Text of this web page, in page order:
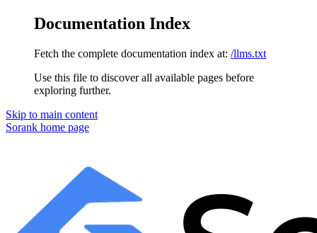
Documentation Index
Fetch the complete documentation index at: /llms.txt
Use this file to discover all available pages before
exploring further.
Skip to main content
Sorank home page